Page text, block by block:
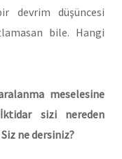
devrim düşüncesi
bile. Hangi
meselesine
sizi nereden
ne dersiniz?